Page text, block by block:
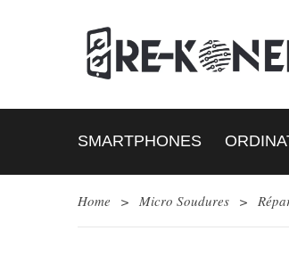
SMARTPHONES
Home > Micro Soudures >